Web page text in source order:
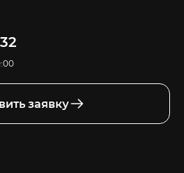
заявку